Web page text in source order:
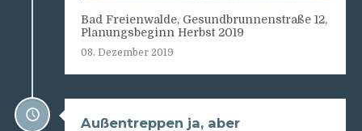
Bad Freienwalde, Gesundbrunnenstraße 12,
Planungsbeginn Herbst 2019
08. Dezember 2019
Außentreppen ja, aber